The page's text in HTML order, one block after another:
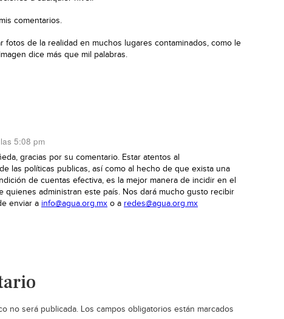
comentarios.
fotos de la realidad en muchos lugares contaminados, como le
dice más que mil palabras.
5:08 pm
gracias por su comentario. Estar atentos al
las políticas publicas, así como al hecho de que exista una
de cuentas efectiva, es la mejor manera de incidir en el
quienes administran este país. Nos dará mucho gusto recibir
enviar a info@agua.org.mx o a redes@agua.org.mx
no será publicada. Los campos obligatorios están marcados